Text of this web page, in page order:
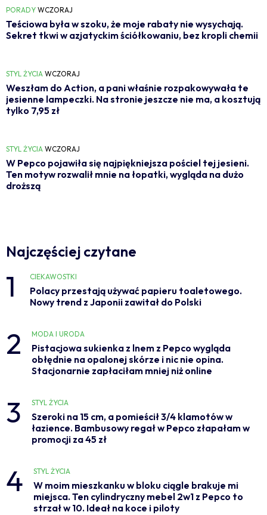
PORADY WCZORAJ
Teściowa była w szoku, że moje rabaty nie wysychają.
Sekret tkwi w azjatyckim ściółkowaniu, bez kropli chemii
STYL ŻYCIA WCZORAJ
Weszłam do Action, a pani właśnie rozpakowywała te
jesienne lampeczki. Na stronie jeszcze nie ma, a kosztują
tylko 7,95 zł
STYL ŻYCIA WCZORAJ
W Pepco pojawiła się najpiękniejsza pościel tej jesieni.
Ten motyw rozwalił mnie na łopatki, wygląda na dużo
droższą
Najczęściej czytane
1 CIEKAWOSTKI
Polacy przestają używać papieru toaletowego.
Nowy trend z Japonii zawitał do Polski
2 MODA I URODA
Pistacjowa sukienka z lnem z Pepco wygląda
obłędnie na opalonej skórze i nic nie opina.
Stacjonarnie zapłaciłam mniej niż online
3 STYL ŻYCIA
Szeroki na 15 cm, a pomieścił 3/4 klamotów w
łazience. Bambusowy regał w Pepco złapałam w
promocji za 45 zł
4 STYL ŻYCIA
W moim mieszkanku w bloku ciągle brakuje mi
miejsca. Ten cylindryczny mebel 2w1 z Pepco to
strzał w 10. Ideał na koce i piloty